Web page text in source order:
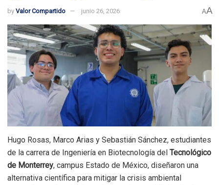
by Valor Compartido junio 26, 2026 AA
Hugo Rosas, Marco Arias y Sebastián Sánchez, estudiantes
de la carrera de Ingeniería en Biotecnología del Tecnológico
de Monterrey, campus Estado de México, diseñaron una
alternativa científica para mitigar la crisis ambiental